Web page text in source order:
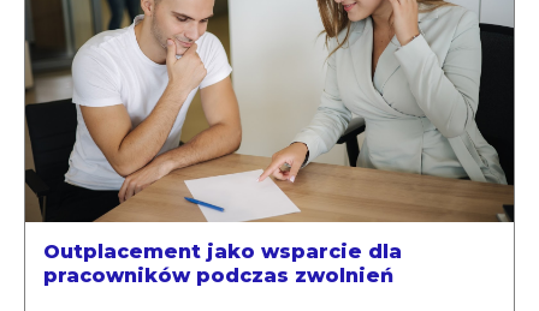
Outplacement jako wsparcie dla
pracowników podczas zwolnień